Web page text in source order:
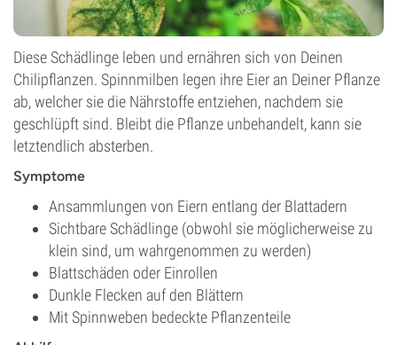
Diese Schädlinge leben und ernähren sich von Deinen
Chilipflanzen. Spinnmilben legen ihre Eier an Deiner Pflanze
ab, welcher sie die Nährstoffe entziehen, nachdem sie
geschlüpft sind. Bleibt die Pflanze unbehandelt, kann sie
letztendlich absterben.
Symptome
Ansammlungen von Eiern entlang der Blattadern
Sichtbare Schädlinge (obwohl sie möglicherweise zu
klein sind, um wahrgenommen zu werden)
Blattschäden oder Einrollen
Dunkle Flecken auf den Blättern
Mit Spinnweben bedeckte Pflanzenteile